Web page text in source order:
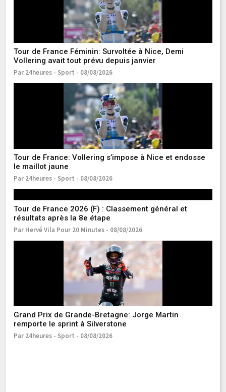
Tour de France Féminin: Survoltée à Nice, Demi
Vollering avait tout prévu depuis janvier
Par 24heures - Sport - 08/08/2026
Tour de France: Vollering s’impose à Nice et endosse
le maillot jaune
Par 24heures - Sport - 08/08/2026
Tour de France 2026 (F) : Classement général et
résultats après la 8e étape
Par Hervé Vila Pour 20 Minutes - 08/08/2026
Grand Prix de Grande-Bretagne: Jorge Martin
remporte le sprint à Silverstone
Par 24heures - Sport - 08/08/2026